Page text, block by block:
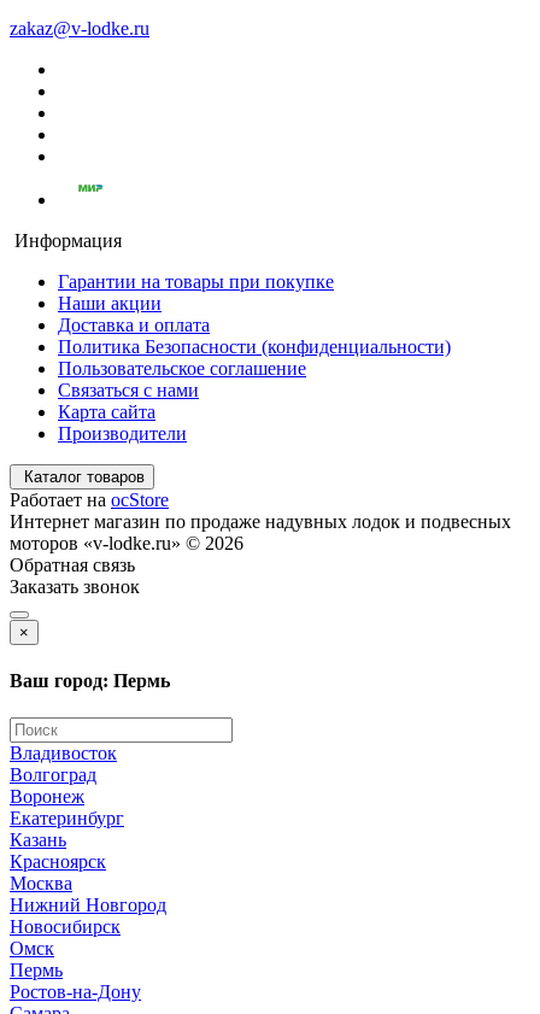
zakaz@v-lodke.ru
Информация
Гарантии на товары при покупке
Наши акции
Доставка и оплата
Политика Безопасности (конфиденциальности)
Пользовательское соглашение
Связаться с нами
Карта сайта
Производители
Каталог товаров
Работает на ocStore
Интернет магазин по продаже надувных лодок и подвесных
моторов «v-lodke.ru» © 2026
Обратная связь
Заказать звонок
×
Ваш город: Пермь
Владивосток
Волгоград
Воронеж
Екатеринбург
Казань
Красноярск
Москва
Нижний Новгород
Новосибирск
Омск
Пермь
Ростов-на-Дону